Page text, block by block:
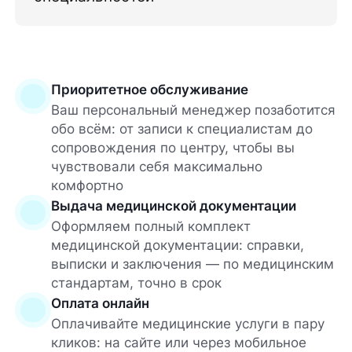
Приоритетное обслуживание
Ваш персональный менеджер позаботится
обо всём: от записи к специалистам до
сопровождения по центру, чтобы вы
чувствовали себя максимально
комфортно
Выдача медицинской документации
Оформляем полный комплект
медицинской документации: справки,
выписки и заключения — по медицинским
стандартам, точно в срок
Оплата онлайн
Оплачивайте медицинские услуги в пару
кликов: на сайте или через мобильное